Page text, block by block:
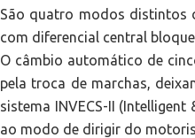
São quatro modos distintos
com diferencial central
O câmbio automático de
pela troca de marchas,
sistema INVECS-II
ao modo de dirigir do